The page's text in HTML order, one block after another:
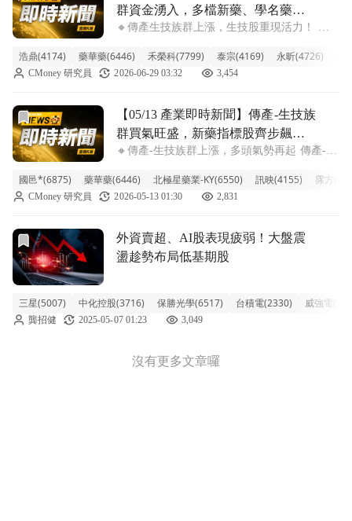
群資金湧入，多檔新藥、學名藥股
價勢如虹！
🔸傳產生技族群上漲，生技股重現活力！ 今
4.66%，盤中買氣熱絡，多檔個股亮燈漲停或
逼近漲停，包括浩鼎、藥華藥、禾榮科、泰宗
浩鼎(4174) 藥華藥(6446) 禾榮科(7799) 泰宗(4169) 永昕(4726)
CMoney 研究員 2026-06-29 03:32 3,454
前往【05/13 產業即時新聞】傳產-生技族群買氣旺盛，新藥
【05/13 產業即時新聞】傳產-生技族
群買氣旺盛，新藥指標股齊步飆
漲，市場聚焦研發成果
🔸傳產-生技族群上漲，多頭氣勢再起 傳產-生
2%，多頭氣勢強勁。盤面上包括國邑*、藥華
藥、北極星藥業-KY等新藥概念股紛紛攻上漲
國邑*(6875) 藥華藥(6446) 北極星藥業-KY(6550) 訊映(4155) 霈方
CMoney 研究員 2026-05-13 01:30 2,831
前往外資賣超、AI股表現疲弱！大盤震盪趁勢布局低基期股
外資賣超、AI股表現疲弱！大盤震
盪趁勢布局低基期股
三星(5007) 中化控股(3716) 保勝光學(6517) 台積電(2330) 威強電
龔招健 2025-05-07 01:23 3,049
沒有更多文章囉